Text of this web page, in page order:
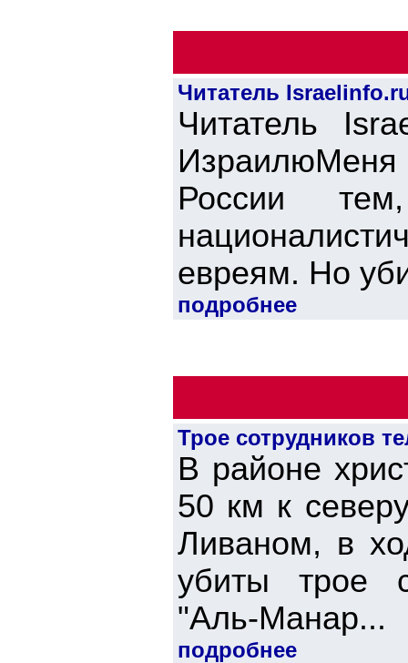
Читатель
Читатель
России
евреям. Но
подробнее
Трое сотрудников
В районе
50 км к
Ливаном, в
убиты трое
"Аль-Манар...
подробнее